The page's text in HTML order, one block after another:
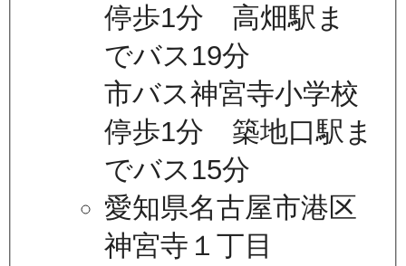
停歩1分 高畑駅ま
でバス19分
市バス神宮寺小学校
停歩1分 築地口駅ま
でバス15分
愛知県名古屋市港区
神宮寺１丁目